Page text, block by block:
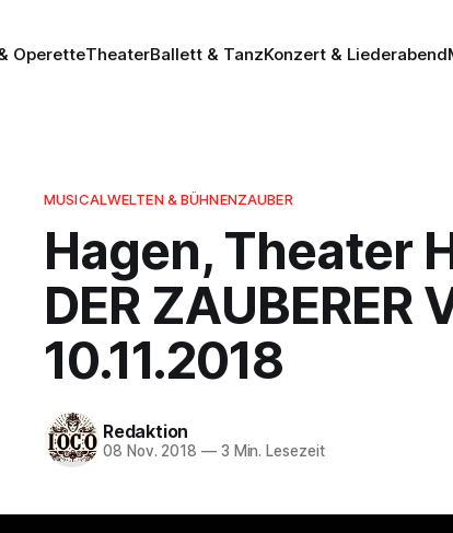
OperetteTheaterBallett & TanzKonzert & Liederabend
MUSICALWELTEN & BÜHNENZAUBER
Hagen, Theater
DER ZAUBERER
10.11.2018
Redaktion
08 Nov. 2018 —3 Min. Lesezeit